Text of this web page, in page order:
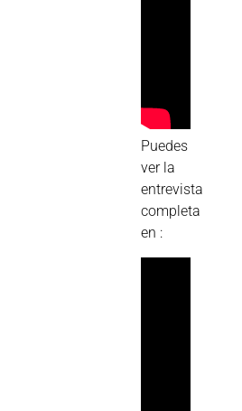
Puedes
ver la
entrevista
completa
en :